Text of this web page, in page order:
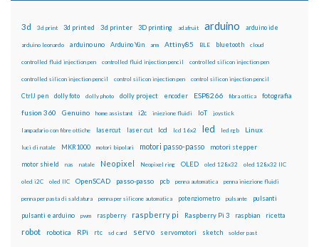
3d 3d print 3d printed 3d printer 3D printing adafruit arduino arduino ide
arduino leonardo arduino uno Arduino Yún arm Attiny85 BLE bluetooth cloud
controlled fluid injection pen controlled fluid injection pencil controlled silicon injection pen
controlled silicon injection pencil control silicon injection pen control silicon injection pencil
CtrlJ pen dolly foto dolly photo dolly project encoder ESP8266 fibra ottica fotografia
fusion 360 Genuino home assistant i2c iniezione fluidi IoT joystick
lampadario con fibre ottiche lasercut laser cut lcd lcd 16x2 led led rgb Linux
luci di natale MKR1000 motori bipolari motori passo-passo motori stepper
motor shield nas natale Neopixel Neopixel ring OLED oled 128x32 oled 128x32 IIC
oled i2C oled IIC OpenSCAD passo-passo pcb penna automatica penna iniezione fluidi
penna per pasta di saldatura penna per silicone automatica potenziometro pulsante pulsanti
pulsanti e arduino pwm raspberry raspberry pi Raspberry Pi 3 raspbian ricetta
robot robotica RPi rtc sd card servo servomotori sketch solder past